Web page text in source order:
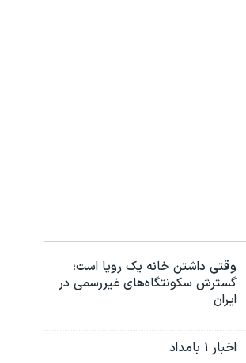
وقتی داشتن خانه یک رویا است؛
گسترش سکونتگاه‌های غیررسمی در
ایران
اخبار ۱ بامداد